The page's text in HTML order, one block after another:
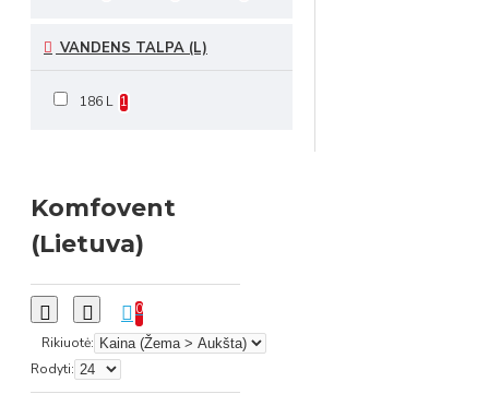
VANDENS TALPA (L)
186 L 1
Komfovent
(Lietuva)
0
Rikiuotė:
Rodyti: